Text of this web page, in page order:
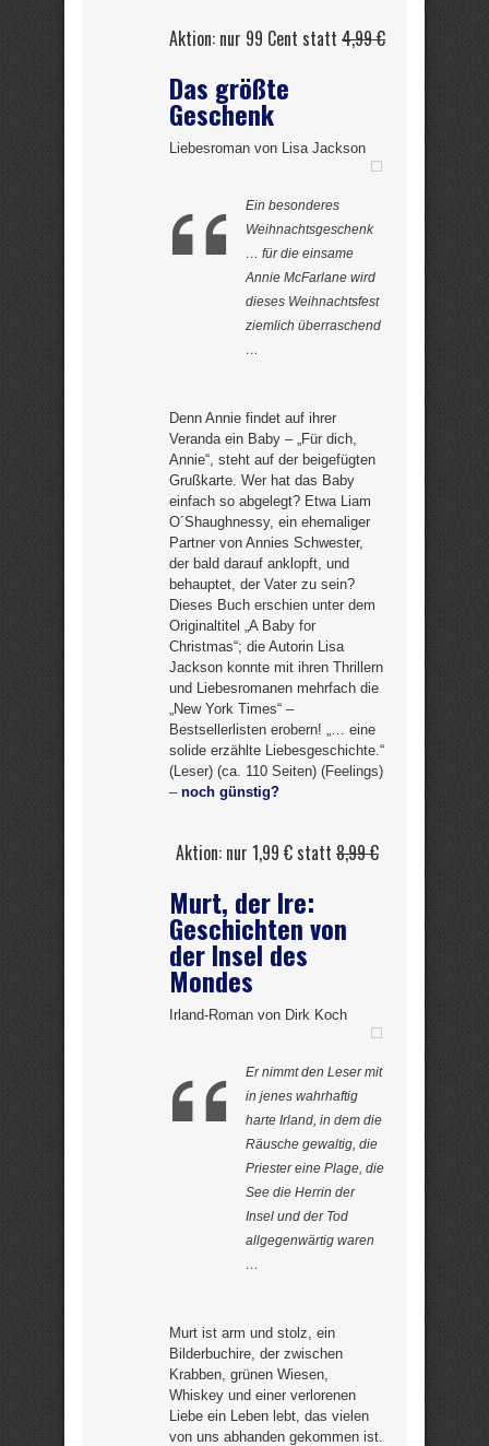
Aktion: nur 99 Cent statt 4,99 €
Das größte
Geschenk
Liebesroman von Lisa Jackson
Ein besonderes
Weihnachtsgeschenk
… für die einsame
Annie McFarlane wird
dieses Weihnachtsfest
ziemlich überraschend
…
Denn Annie findet auf ihrer
Veranda ein Baby – „Für dich,
Annie“, steht auf der beigefügten
Grußkarte. Wer hat das Baby
einfach so abgelegt? Etwa Liam
O´Shaughnessy, ein ehemaliger
Partner von Annies Schwester,
der bald darauf anklopft, und
behauptet, der Vater zu sein?
Dieses Buch erschien unter dem
Originaltitel „A Baby for
Christmas“; die Autorin Lisa
Jackson konnte mit ihren Thrillern
und Liebesromanen mehrfach die
„New York Times“ –
Bestsellerlisten erobern! „… eine
solide erzählte Liebesgeschichte.“
(Leser) (ca. 110 Seiten) (Feelings)
– noch günstig?
Aktion: nur 1,99 € statt 8,99 €
Murt, der Ire:
Geschichten von
der Insel des
Mondes
Irland-Roman von Dirk Koch
Er nimmt den Leser mit
in jenes wahrhaftig
harte Irland, in dem die
Räusche gewaltig, die
Priester eine Plage, die
See die Herrin der
Insel und der Tod
allgegenwärtig waren
…
Murt ist arm und stolz, ein
Bilderbuchire, der zwischen
Krabben, grünen Wiesen,
Whiskey und einer verlorenen
Liebe ein Leben lebt, das vielen
von uns abhanden gekommen ist.